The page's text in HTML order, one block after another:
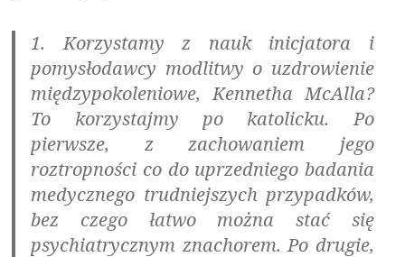
1. Korzystamy z nauk inicjatora i
pomysłodawcy modlitwy o uzdrowienie
międzypokoleniowe, Kennetha McAlla?
To korzystajmy po katolicku. Po
pierwsze, z zachowaniem jego
roztropności co do uprzedniego badania
medycznego trudniejszych przypadków,
bez czego łatwo można stać się
psychiatrycznym znachorem. Po drugie,